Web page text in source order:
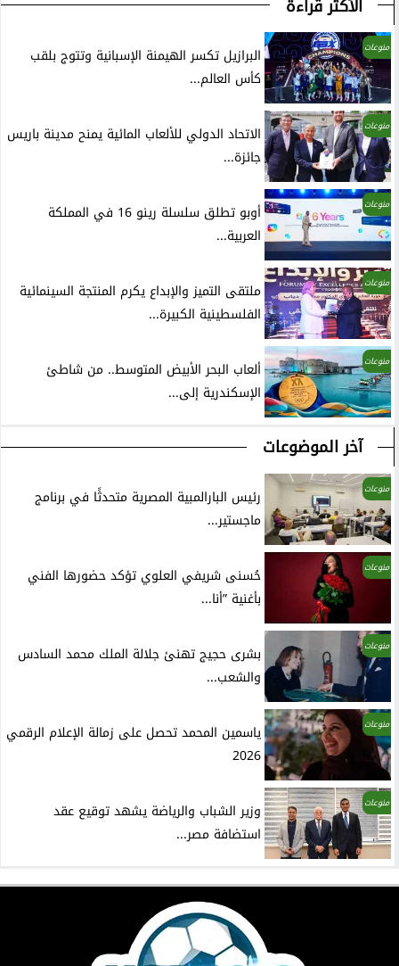
منوعات
البرازيل تكسر الهيمنة الإسبانية وتتوج بلقب
كأس العالم...
منوعات
الاتحاد الدولي للألعاب المائية يمنح مدينة باريس
جائزة...
منوعات
أوبو تطلق سلسلة رينو 16 في المملكة
العربية...
منوعات
ملتقى التميز والإبداع يكرم المنتجة السينمائية
الفلسطينية الكبيرة...
منوعات
ألعاب البحر الأبيض المتوسط.. من شاطئ
الإسكندرية إلى...
آخر الموضوعات
منوعات
رئيس البارالمبية المصرية متحدثًا في برنامج
ماجستير...
منوعات
حُسنى شريفي العلوي تؤكد حضورها الفني
بأغنية ”أنا...
منوعات
بشرى حجيج تهنئ جلالة الملك محمد السادس
والشعب...
منوعات
ياسمين المحمد تحصل على زمالة الإعلام الرقمي
2026
منوعات
وزير الشباب والرياضة يشهد توقيع عقد
استضافة مصر...